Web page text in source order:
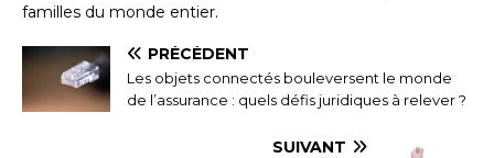
familles du monde entier.
PRÉCÉDENT
Les objets connectés bouleversent le monde
de l’assurance : quels défis juridiques à relever ?
SUIVANT